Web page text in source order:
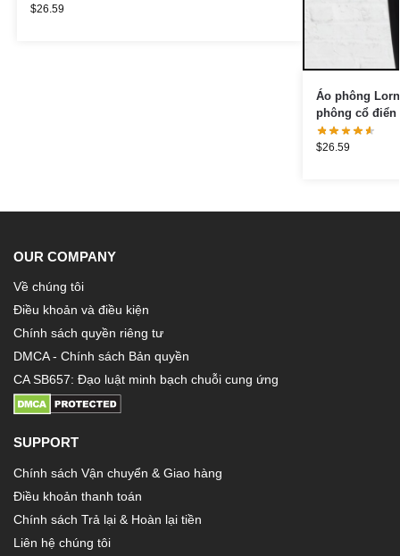
$26.59
Áo phông
phông cổ điển
$26.59
OUR COMPANY
Về chúng tôi
Điều khoản và điều kiện
Chính sách quyền riêng tư
DMCA - Chính sách Bản quyền
CA SB657: Đạo luật minh bạch chuỗi cung ứng
SUPPORT
Chính sách Vận chuyển & Giao hàng
Điều khoản thanh toán
Chính sách Trả lại & Hoàn lại tiền
Liên hệ chúng tôi